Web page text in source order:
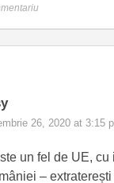
26, 2020 at 3:15
un fel de UE, cu
– extraterești